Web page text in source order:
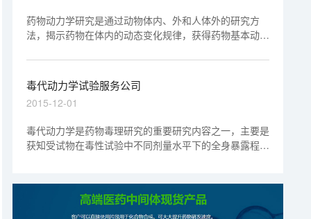
药物动力学研究是通过动物体内、外和人体外的研究方
法，揭示药物在体内的动态变化规律，获得药物基本动力
点，对药物制剂学、药效学、安全性评价研究和临床研究
具有重要意义。
毒代动力学试验服务公司
2015-12-01
毒代动力学是药物毒理研究的重要研究内容之一，主要是
获知受试物在毒性试验中不同剂量水平下的全身暴露程度